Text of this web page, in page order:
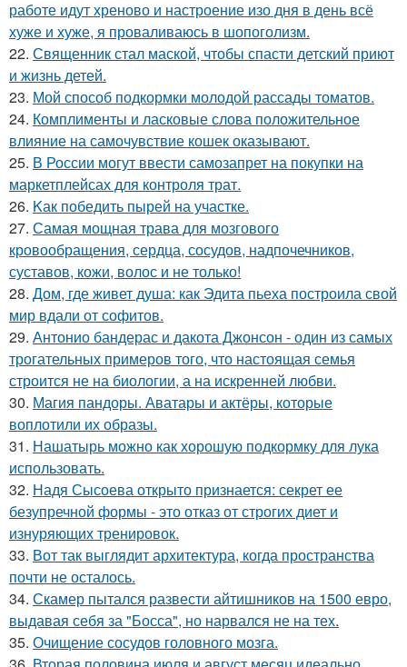
работе идут хреново и настроение изо дня в день всё
хуже и хуже, я проваливаюсь в шопоголизм.
22. Священник стал маской, чтобы спасти детский приют
и жизнь детей.
23. Мой способ подкормки молодой рассады томатов.
24. Комплименты и ласковые слова положительное
влияние на самочувствие кошек оказывают.
25. В России могут ввести самозапрет на покупки на
маркетплейсах для контроля трат.
26. Kак победить пырей на участке.
27. Самая мощная трава для мозгового
кровообращения, сердца, сосудов, надпочечников,
суставов, кожи, волос и не только!
28. Дом, где живет душа: как Эдита пьеха построила свой
мир вдали от софитов.
29. Антонио бандерас и дакота Джонсон - один из самых
трогательных примеров того, что настоящая семья
строится не на биологии, а на искренней любви.
30. Магия пандоры. Аватары и актёры, которые
воплотили их образы.
31. Нашатырь можно как хорошую подкормку для лука
использовать.
32. Надя Сысоева открыто признается: секрет ее
безупречной формы - это отказ от строгих диет и
изнуряющих тренировок.
33. Вот так выглядит архитектура, когда пространства
почти не осталось.
34. Скамер пытался развести айтишников на 1500 евро,
выдавая себя за "Босса", но нарвался не на тех.
35. Очищение сосудов головного мозга.